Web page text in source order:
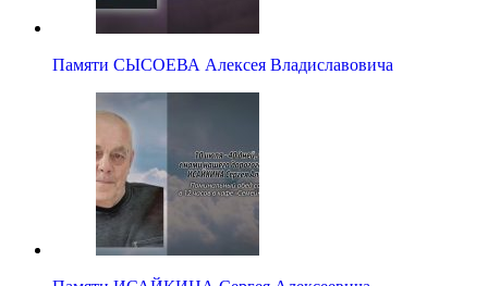
Памяти СЫСОЕВА Алексея Владиславовича